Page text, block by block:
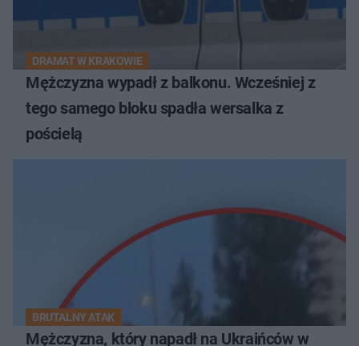
DRAMAT W KRAKOWIE
Mężczyzna wypadł z balkonu. Wcześniej z
tego samego bloku spadła wersalka z
pościelą
BRUTALNY ATAK
Mężczyzna, który napadł na Ukraińców w